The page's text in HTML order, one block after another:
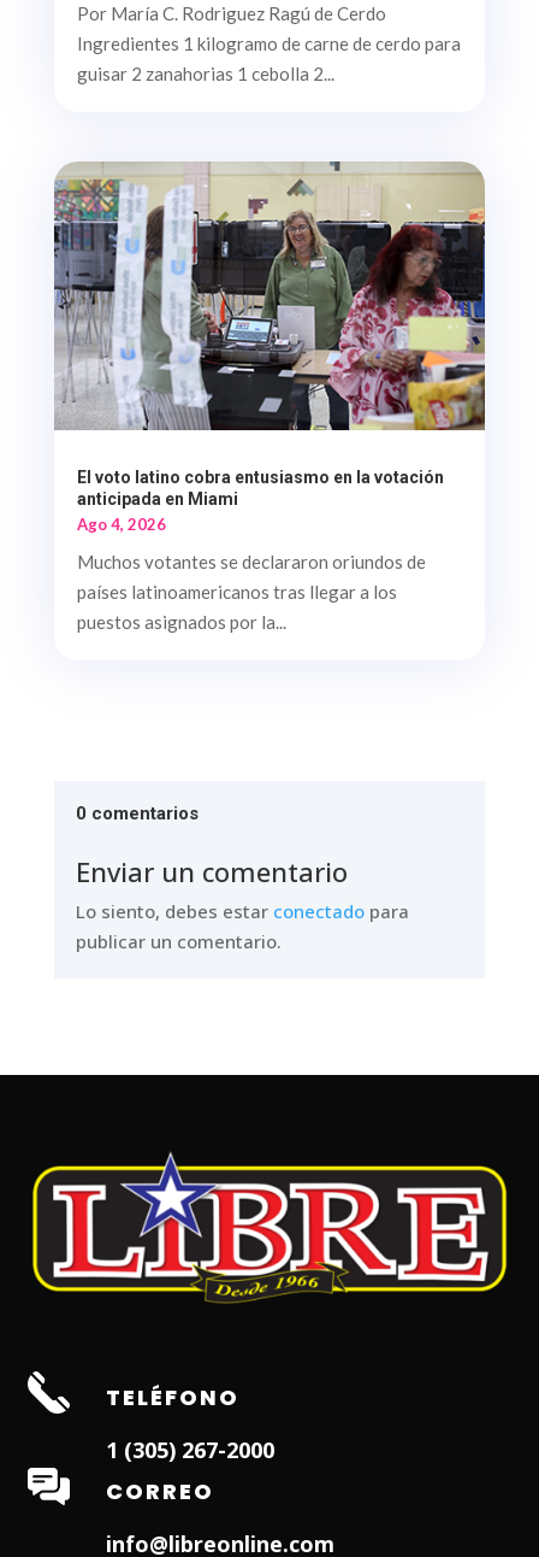
Por María C. Rodriguez Ragú de Cerdo
Ingredientes 1 kilogramo de carne de cerdo para
guisar 2 zanahorias 1 cebolla 2...
El voto latino cobra entusiasmo en la votación
anticipada en Miami
Ago 4, 2026
Muchos votantes se declararon oriundos de
países latinoamericanos tras llegar a los
puestos asignados por la...
0 comentarios
Enviar un comentario
Lo siento, debes estar conectadopara
publicar un comentario.
TELÉFONO
1 (305) 267-2000
CORREO
info@libreonline.com